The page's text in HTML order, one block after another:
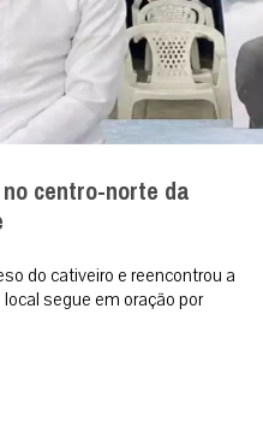
centro-norte da
do cativeiro e reencontrou a
segue em oração por